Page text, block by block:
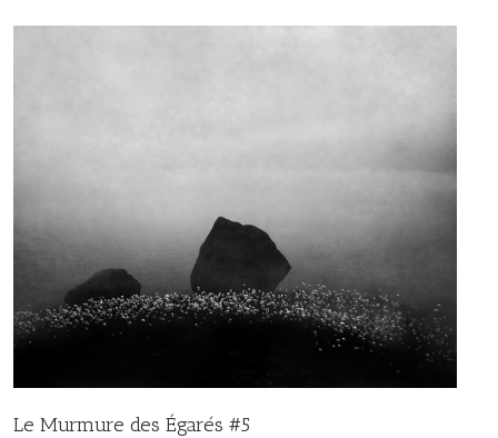
Le Murmure des Égarés #5